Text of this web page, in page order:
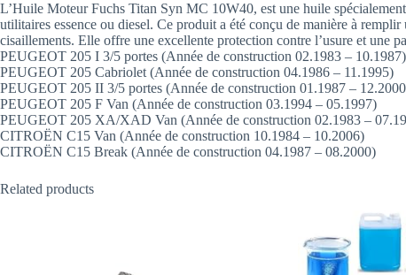
L’Huile Moteur Fuchs Titan Syn MC 10W40, est une huile
utilitaires essence ou diesel. Ce produit a été conçu de manière à
cisaillements. Elle offre une excellente protection contre l’usure et une
PEUGEOT 205 I 3/5 portes (Année de construction 02.1983 – 10.1987)
PEUGEOT 205 Cabriolet (Année de construction 04.1986 – 11.1995)
PEUGEOT 205 II 3/5 portes (Année de construction 01.1987 –
PEUGEOT 205 F Van (Année de construction 03.1994 – 05.1997)
PEUGEOT 205 XA/XAD Van (Année de construction 02.1983 –
CITROËN C15 Van (Année de construction 10.1984 – 10.2006)
CITROËN C15 Break (Année de construction 04.1987 – 08.2000)
Related products